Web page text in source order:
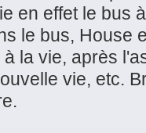
en effet le bus
le bus, House
la vie, après
vie, etc.